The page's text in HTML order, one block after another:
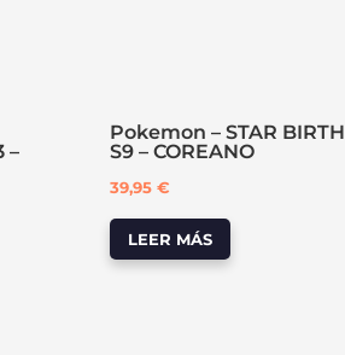
–
Pokemon – STAR BIRTH
S9 – COREANO
39,95€
LEER MÁS